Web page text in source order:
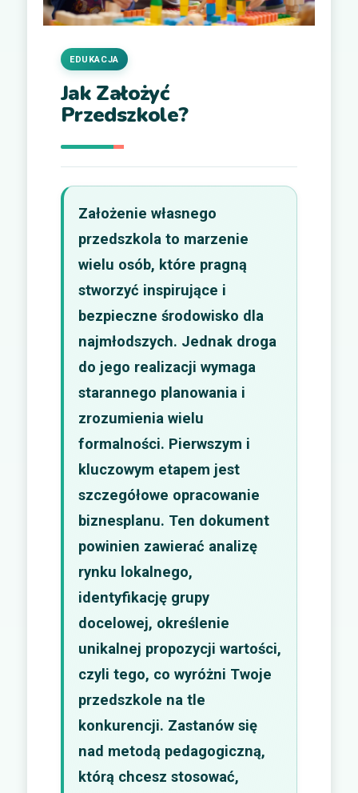
Jak Założyć
Przedszkole?
EDUKACJA
Założenie własnego
przedszkola to marzenie
wielu osób, które pragną
stworzyć inspirujące i
bezpieczne środowisko dla
najmłodszych. Jednak droga
do jego realizacji wymaga
starannego planowania i
zrozumienia wielu
formalności. Pierwszym i
kluczowym etapem jest
szczegółowe opracowanie
biznesplanu. Ten dokument
powinien zawierać analizę
rynku lokalnego,
identyfikację grupy
docelowej, określenie
unikalnej propozycji wartości,
czyli tego, co wyróżni Twoje
przedszkole na tle
konkurencji. Zastanów się
nad metodą pedagogiczną,
którą chcesz stosować,